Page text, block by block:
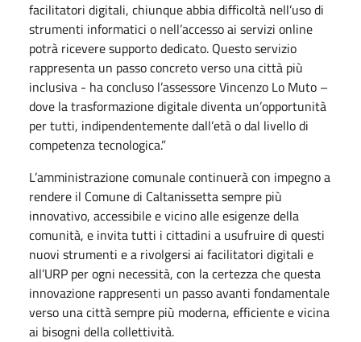
facilitatori digitali, chiunque abbia difficoltà nell’uso di
strumenti informatici o nell’accesso ai servizi online
potrà ricevere supporto dedicato. Questo servizio
rappresenta un passo concreto verso una città più
inclusiva - ha concluso l’assessore Vincenzo Lo Muto –
dove la trasformazione digitale diventa un’opportunità
per tutti, indipendentemente dall’età o dal livello di
competenza tecnologica.”
L’amministrazione comunale continuerà con impegno a
rendere il Comune di Caltanissetta sempre più
innovativo, accessibile e vicino alle esigenze della
comunità, e invita tutti i cittadini a usufruire di questi
nuovi strumenti e a rivolgersi ai facilitatori digitali e
all’URP per ogni necessità, con la certezza che questa
innovazione rappresenti un passo avanti fondamentale
verso una città sempre più moderna, efficiente e vicina
ai bisogni della collettività.